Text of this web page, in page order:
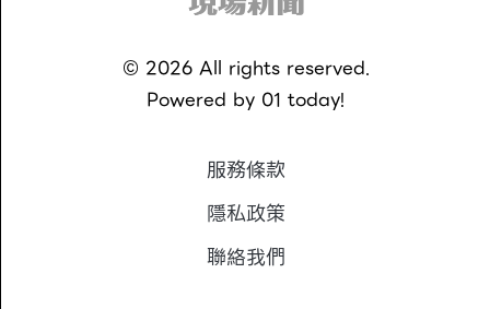
© 2026All rights reserved.
Powered by 01 today!
服務條款
隱私政策
聯絡我們